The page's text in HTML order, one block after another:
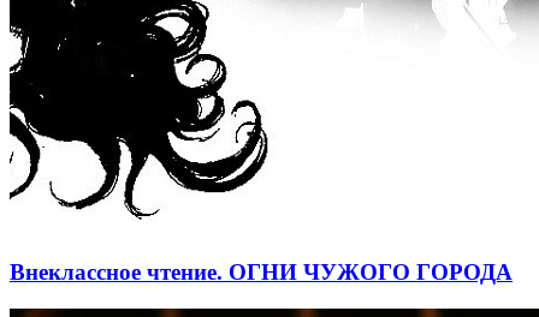
Внеклассное чтение. ОГНИ ЧУЖОГО ГОРОДА